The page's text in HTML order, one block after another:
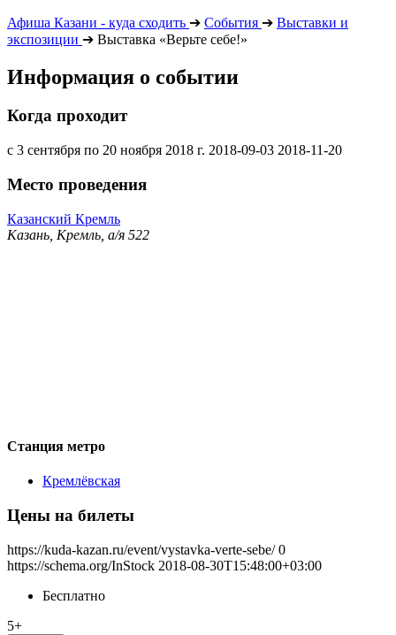
Афиша Казани - куда сходить ➔ События ➔ Выставки и
экспозиции ➔ Выставка «Верьте себе!»
Информация о событии
Когда проходит
с 3 сентября по 20 ноября 2018 г. 2018-09-03 2018-11-20
Место проведения
Казанский Кремль
Казань, Кремль, а/я 522
Станция метро
Кремлёвская
Цены на билеты
https://kuda-kazan.ru/event/vystavka-verte-sebe/ 0
https://schema.org/InStock 2018-08-30T15:48:00+03:00
Бесплатно
5+